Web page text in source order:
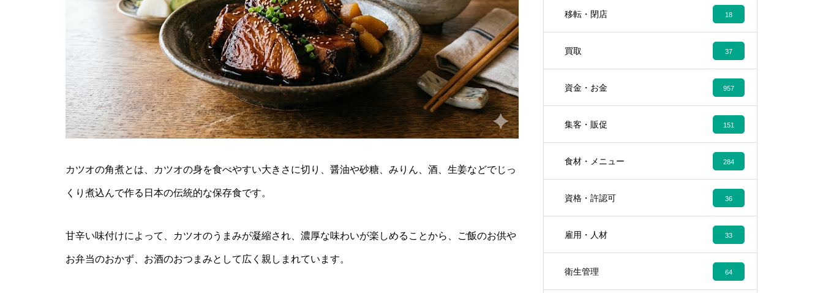
カツオの角煮とは、カツオの身を食べやすい大きさに切り、醤油や砂糖、みりん、酒、生姜などでじっ
くり煮込んで作る日本の伝統的な保存食です。
甘辛い味付けによって、カツオのうまみが凝縮され、濃厚な味わいが楽しめることから、ご飯のお供や
お弁当のおかず、お酒のおつまみとして広く親しまれています。
移転・閉店 18
買取 37
資金・お金 957
集客・販促 151
食材・メニュー 284
資格・許認可 36
雇用・人材 33
衛生管理 64